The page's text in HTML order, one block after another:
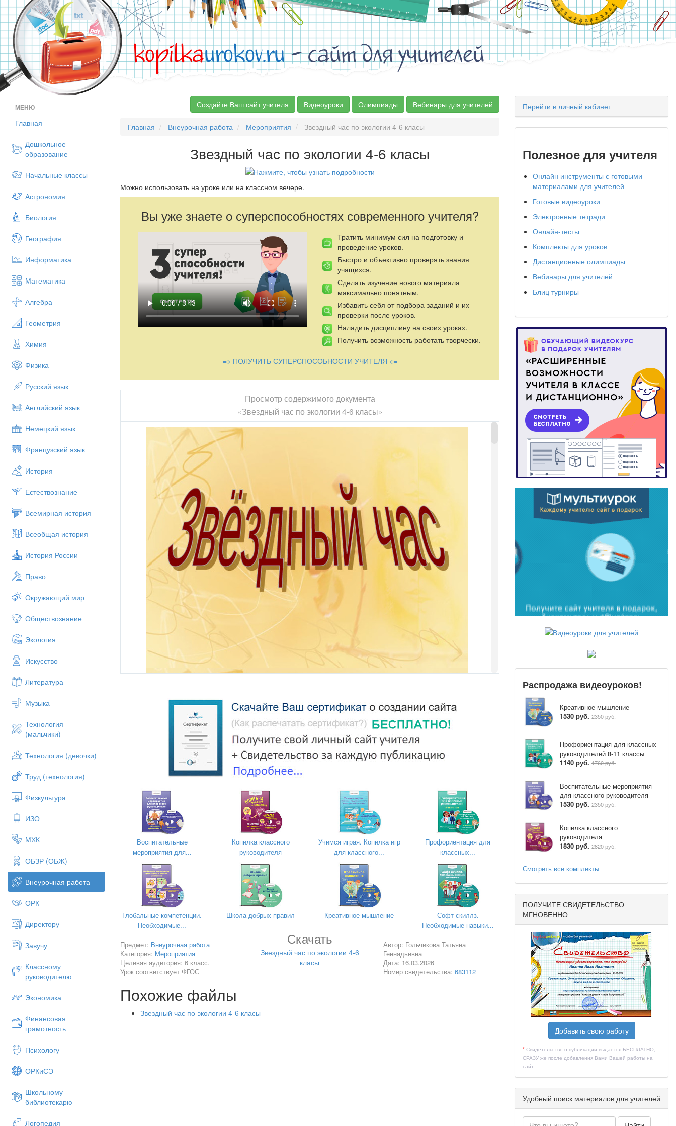
kopilkaurokov.ru- сайт для учителей
МЕНЮ
Главная
Дошкольное
образование
Начальные классы
Астрономия
Биология
География
Информатика
Математика
Алгебра
Геометрия
Химия
Физика
Русский язык
Английский язык
Немецкий язык
Французский язык
История
Естествознание
Всемирная история
Всеобщая история
История России
Право
Окружающий мир
Обществознание
Экология
Искусство
Литература
Музыка
Технология
(мальчики)
Технология (девочки)
Труд (технология)
Физкультура
ИЗО
МХК
ОБЗР (ОБЖ)
Внеурочная работа
ОРК
Директору
Завучу
Классному
руководителю
Экономика
Финансовая
грамотность
Психологу
ОРКиСЭ
Школьному
библиотекарю
Логопедия
Создайте Ваш сайт учителя Видеоуроки Олимпиады Вебинары для учителей
Главная Внеурочная работа Мероприятия Звездный час по экологии 4-6 класы
Звездный час по экологии 4-6 класы
Можно использовать на уроке или на классном вечере.
Вы уже знаете о суперспособностях современного учителя?
Тратить минимум сил на подготовку и
проведение уроков.
Быстро и объективно проверять знания
учащихся.
Сделать изучение нового материала
максимально понятным.
Избавить себя от подбора заданий и их
проверки после уроков.
Наладить дисциплину на своих уроках.
Получить возможность работать творчески.
=> ПОЛУЧИТЬ СУПЕРСПОСОБНОСТИ УЧИТЕЛЯ <=
Просмотр содержимого документа
«Звездный час по экологии 4-6 класы»
КЛЮКВА
СМОРОДИНА
ЗЕМЛЯНИКА
ЧЕРНИКА
БРУСНИКА
МОРОШКА
Воспитательные
мероприятия для...
Копилка классного
руководителя
Учимся играя. Копилка игр
для классного...
Профориентация для
классных...
Глобальные компетенции.
Необходимые...
Школа добрых правил Креативное мышление
Софт скиллз.
Необходимые навыки...
Предмет: Внеурочная работа
Категория: Мероприятия
Целевая аудитория: 6 класс.
Урок соответствует ФГОС
Скачать
Звездный час по экологии 4-6
класы
Автор: Гольчикова Татьяна
Геннадьевна
Дата: 16.03.2026
Номер свидетельства: 683112
Похожие файлы
Звездный час по экологии 4-6 класы
Перейти в личный кабинет
Полезное для учителя
Онлайн инструменты с готовыми
материалами для учителей
Готовые видеоуроки
Электронные тетради
Онлайн-тесты
Комплекты для уроков
Дистанционные олимпиады
Вебинары для учителей
Блиц турниры
Распродажа видеоуроков!
Креативное мышление
1530 руб. 2350 руб.
Профориентация для классных
руководителей 8-11 классы
1140 руб. 1760 руб.
Воспитательные мероприятия
для классного руководителя
1530 руб. 2350 руб.
Копилка классного
руководителя
1830 руб. 2820 руб.
Смотреть все комплекты
ПОЛУЧИТЕ СВИДЕТЕЛЬСТВО
МГНОВЕННО
Добавить свою работу
* Свидетельство о публикации выдается БЕСПЛАТНО,
СРАЗУ же после добавления Вами Вашей работы на
сайт
Удобный поиск материалов для учителей